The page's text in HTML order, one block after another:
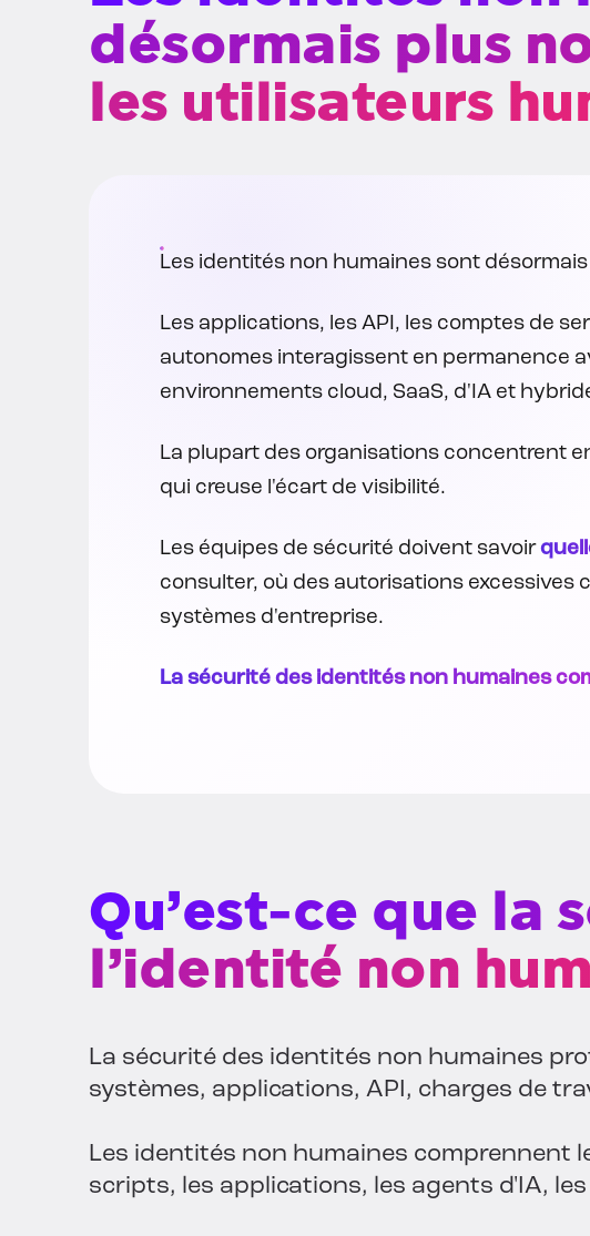
désormais plus
les utilisateurs
Les identités non humaines sont
Les applications, les API, les comptes de
autonomes interagissent en permanence
environnements cloud, SaaS, d'IA et
La plupart des organisations concentrent
qui creuse l'écart de visibilité.
Les équipes de sécurité doivent savoir
consulter, où des autorisations excessives
systèmes d'entreprise.
La sécurité des identités non humaines
Qu’est-ce que la
l’identité non
La sécurité des identités non humaines
systèmes, applications, API, charges de
Les identités non humaines comprennent
scripts, les applications, les agents d'IA,